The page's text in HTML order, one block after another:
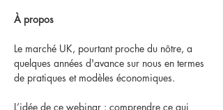
À propos
Le marché UK, pourtant proche du nôtre, a
quelques années d'avance sur nous en termes
de pratiques et modèles économiques.
L’idée de ce webinar : comprendre ce qui